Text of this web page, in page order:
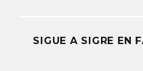
SIGUE A SIGRE EN